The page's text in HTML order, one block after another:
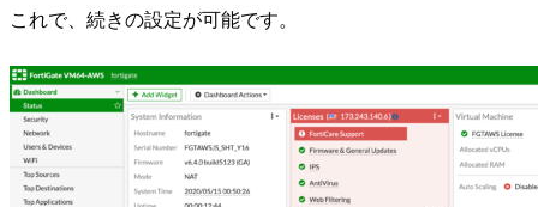
これで、続きの設定が可能です。